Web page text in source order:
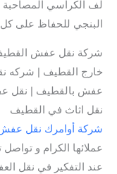
لف الكراسي المصاحبة
البنجي للحفاظ على
شركة نقل عفش
خارج القطيف | شركه
عفش بالقطيف | نقل
نقل اثاث في القطيف
شركة أوامرك نقل
عملائها الكرام و تواصل
عند التفكير في نقل